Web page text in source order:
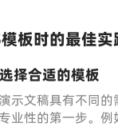
板时的最佳实
择合适的模板
示文稿具有不同
业性的第一步。例